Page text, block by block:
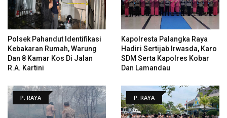
Polsek Pahandut Identifikasi
Kebakaran Rumah, Warung
Dan 8 Kamar Kos Di Jalan
R.A. Kartini
Kapolresta Palangka Raya
Hadiri Sertijab Irwasda, Karo
SDM Serta Kapolres Kobar
Dan Lamandau
P. RAYA P. RAYA